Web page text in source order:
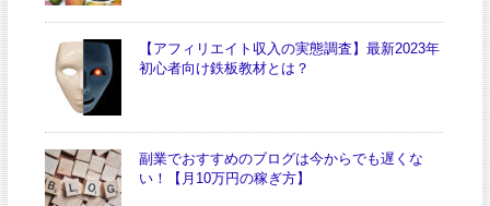
【アフィリエイト収入の実態調査】最新2023年
初心者向け鉄板教材とは？
副業でおすすめのブログは今からでも遅くな
い！【月10万円の稼ぎ方】